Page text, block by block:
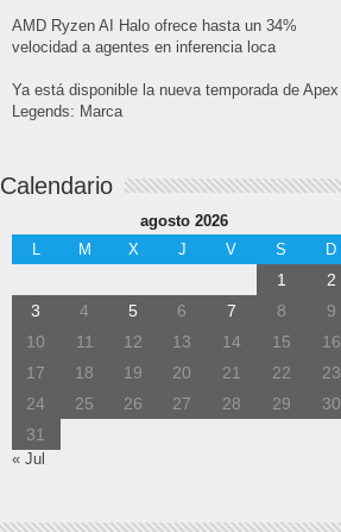
AMD Ryzen AI Halo ofrece hasta un 34%
velocidad a agentes en inferencia loca
Ya está disponible la nueva temporada de Apex
Legends: Marca
Calendario
agosto 2026
L
M X J V S D
1
2
3
4 5 6 7 8
9
10
11 12 13 14 15
16
17
18 19 20 21 22
23
24
25 26 27 28 29
30
31
« Jul